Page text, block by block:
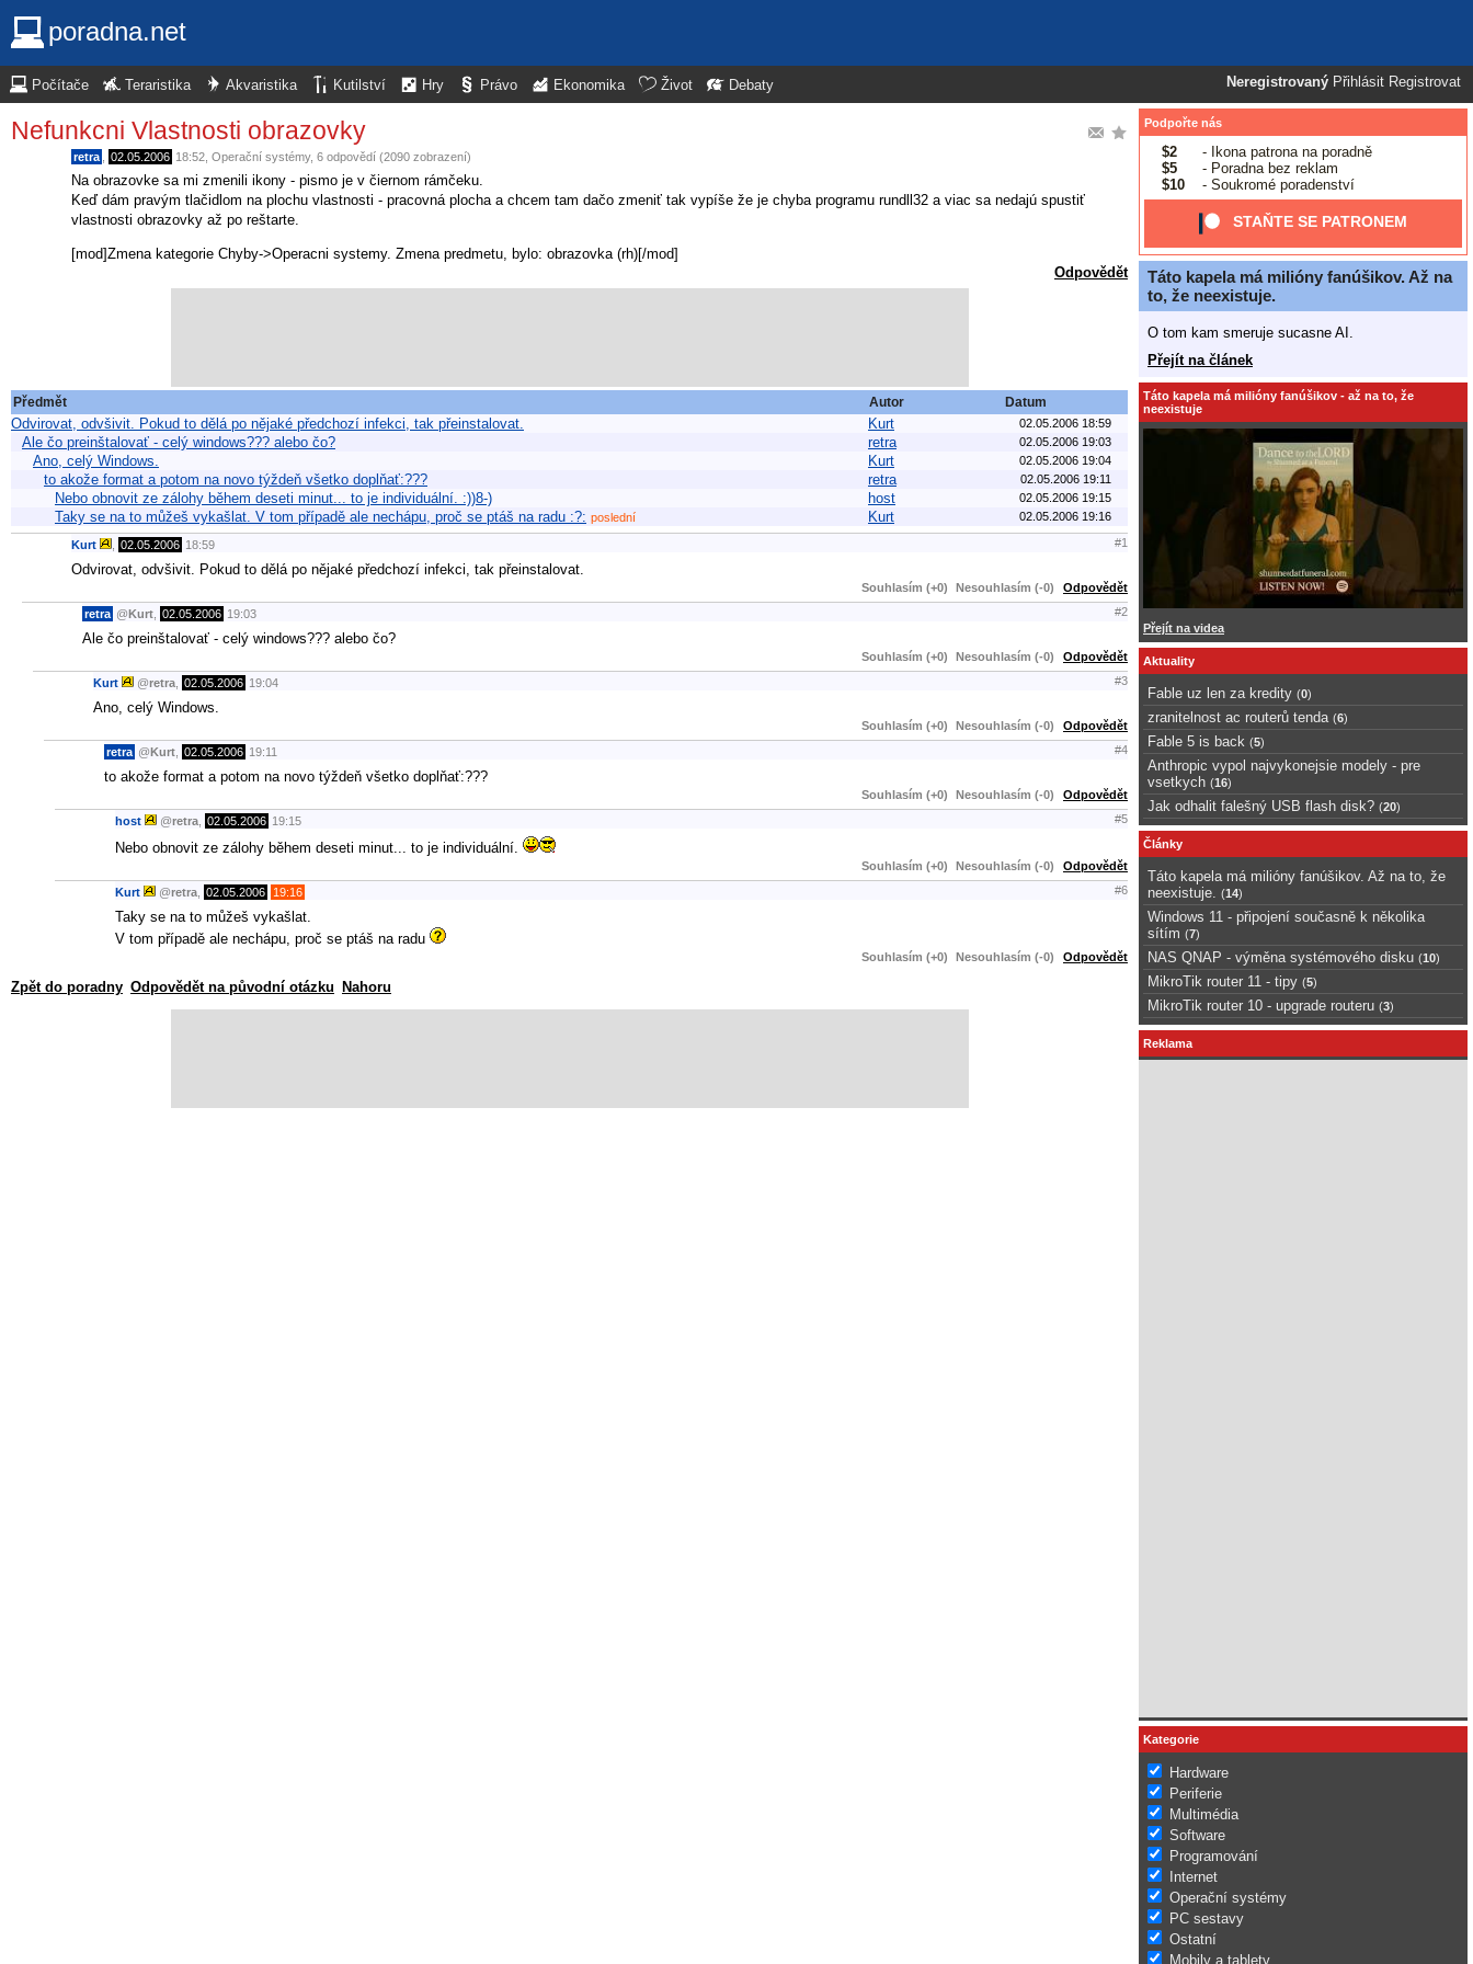
poradna.net
Neregistrovaný Přihlásit Registrovat
Počítače Teraristika Akvaristika Kutilství Hry Právo Ekonomika Život Debaty
Nefunkcni Vlastnosti obrazovky
retra 02.05.2006 18:52 Operační systémy, 6 odpovědí (2090 zobrazení)
Na obrazovke sa mi zmenili ikony - pismo je v čiernom rámčeku.
Keď dám pravým tlačidlom na plochu vlastnosti - pracovná plocha a chcem tam dačo zmeniť tak vypíše že je chyba programu rundll32 a viac sa nedajú spustiť
vlastnosti obrazovky až po reštarte.
[mod]Zmena kategorie Chyby->Operacni systemy. Zmena predmetu, bylo: obrazovka (rh)[/mod]
Odpovědět
Předmět Autor Datum
Odvirovat, odvšivit. Pokud to dělá po nějaké předchozí infekci, tak přeinstalovat. Kurt 02.05.2006 18:59
Ale čo preinštalovať - celý windows??? alebo čo? retra 02.05.2006 19:03
Ano, celý Windows. Kurt 02.05.2006 19:04
to akože format a potom na novo týždeň všetko doplňať:??? retra 02.05.2006 19:11
Nebo obnovit ze zálohy během deseti minut... to je individuální. :))8-) host 02.05.2006 19:15
Taky se na to můžeš vykašlat. V tom případě ale nechápu, proč se ptáš na radu :?: poslední Kurt 02.05.2006 19:16
Kurt 02.05.2006 18:59 #1
Odvirovat, odvšivit. Pokud to dělá po nějaké předchozí infekci, tak přeinstalovat.
Souhlasím (+0) Nesouhlasím (-0) Odpovědět
retra @Kurt 02.05.2006 19:03 #2
Ale čo preinštalovať - celý windows??? alebo čo?
Souhlasím (+0) Nesouhlasím (-0) Odpovědět
Kurt @retra 02.05.2006 19:04 #3
Ano, celý Windows.
Souhlasím (+0) Nesouhlasím (-0) Odpovědět
retra @Kurt 02.05.2006 19:11 #4
to akože format a potom na novo týždeň všetko doplňať:???
Souhlasím (+0) Nesouhlasím (-0) Odpovědět
host @retra 02.05.2006 19:15 #5
Nebo obnovit ze zálohy během deseti minut... to je individuální.
Souhlasím (+0) Nesouhlasím (-0) Odpovědět
Kurt @retra 02.05.2006 19:16 #6
Taky se na to můžeš vykašlat.
V tom případě ale nechápu, proč se ptáš na radu
Souhlasím (+0) Nesouhlasím (-0) Odpovědět
Zpět do poradny Odpovědět na původní otázku Nahoru
Podpořte nás
$2
- Ikona patrona na poradně
$5
- Poradna bez reklam
$10
- Soukromé poradenství
STAŇTE SE PATRONEM
Táto kapela má milióny fanúšikov. Až na
to, že neexistuje.
O tom kam smeruje sucasne AI.
Přejít na článek
Táto kapela má milióny fanúšikov - až na to, že
neexistuje
Přejít na videa
Aktuality
Fable uz len za kredity (0)
zranitelnost ac routerů tenda (6)
Fable 5 is back (5)
Anthropic vypol najvykonejsie modely - pre
vsetkych (16)
Jak odhalit falešný USB flash disk? (20)
Články
Táto kapela má milióny fanúšikov. Až na to, že
neexistuje.
(14)
Windows 11 - připojení současně k několika
sítím (7)
NAS QNAP - výměna systémového disku (10)
MikroTik router 11 - tipy (5)
MikroTik router 10 - upgrade routeru (3)
Reklama
Kategorie
Hardware
Periferie
Multimédia
Software
Programování
Internet
Operační systémy
PC sestavy
Ostatní
Mobily a tablety